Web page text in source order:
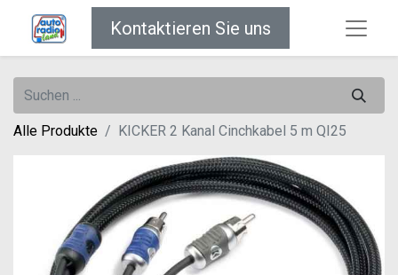
Kontaktieren Sie uns
Alle Produkte KICKER 2 Kanal Cinchkabel 5 m QI25